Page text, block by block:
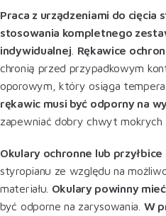
Praca z urządzeniami do cięcia
stosowania kompletnego
indywidualnej Rękawice
chronią przed przypadkowym
oporowym, który osiąga
rękawic musi być odporny na
zapewniać dobry chwyt mokrych
Okulary ochronne lub przyłbice
styropianu ze względu na
materiału. Okulary powinny
być odporne na zarysowania. W